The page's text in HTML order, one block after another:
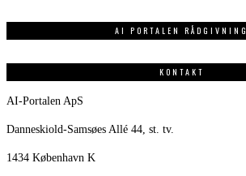
AI PORTALEN RÅDGIVNING
KONTAKT
AI-Portalen ApS
Danneskiold-Samsøes Allé 44, st. tv.
1434 København K